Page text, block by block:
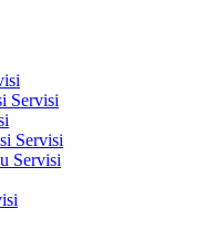
Servisi
Servisi
Servisi